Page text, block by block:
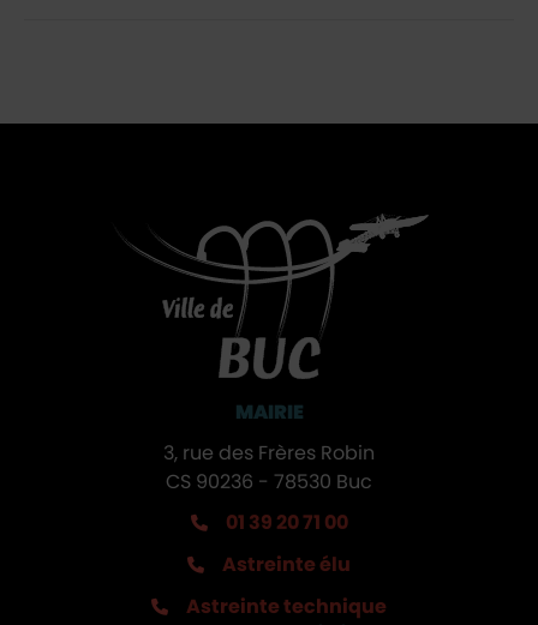
MAIRIE
3, rue des Frères Robin
CS 90236 - 78530 Buc
01 39 20 71 00
Astreinte élu
Astreinte technique